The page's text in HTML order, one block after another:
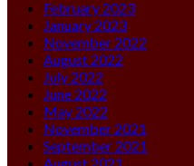
February 2023
January 2023
November 2022
August 2022
July 2022
June 2022
May 2022
November 2021
September 2021